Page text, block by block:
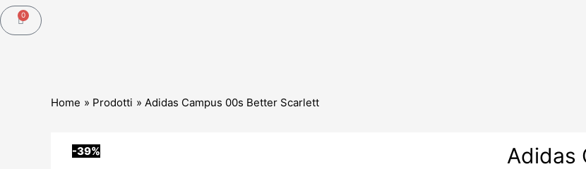
0Carrello
Home Prodotti Adidas Campus 00s Better Scarlett
-39% Adidas